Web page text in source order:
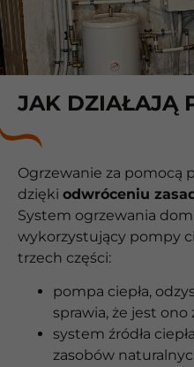
JAK DZIAŁAJĄ
Ogrzewanie za pomocą
dzięki odwróceniu
System ogrzewania
wykorzystujący pompy
trzech części:
pompa ciepła,
sprawia, że jest
system źródła
zasobów